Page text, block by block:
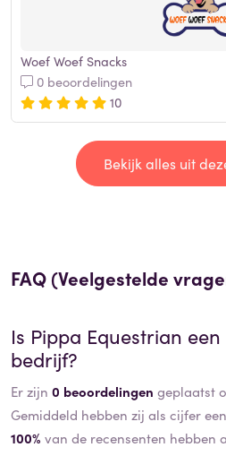
Woef Woef Snacks
0 beoordelingen
10
Bekijk alles uit
FAQ (Veelgestelde
Is Pippa Equestrian
bedrijf?
Er zijn 0 beoordelingen geplaatst
Gemiddeld hebben zij als cijfer een
100% van de recensenten hebben